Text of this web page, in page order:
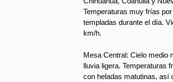
Temperaturas muy frías
templadas durante el día.
km/h.
Mesa Central: Cielo medio
lluvia ligera. Temperaturas
con heladas matutinas, así